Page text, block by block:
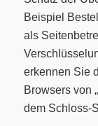
Beispiel
als
erkennen Sie
Browsers von
dem Schloss-